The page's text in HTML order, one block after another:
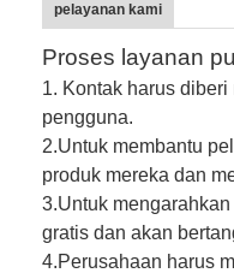
pelayanan kami
Proses layanan
1. Kontak harus
pengguna.
2.Untuk membantu
produk mereka dan
3.Untuk
gratis dan akan
4.Perusahaan harus